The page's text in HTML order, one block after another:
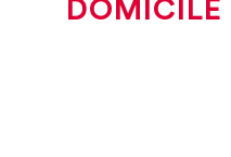
DOMICILE